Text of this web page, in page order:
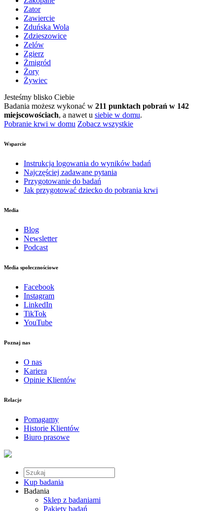
Zator
Zawiercie
Zduńska Wola
Zdzieszowice
Zelów
Zgierz
Żmigród
Żory
Żywiec
Jesteśmy blisko Ciebie
Badania możesz wykonać w 211 punktach pobrań w 142
miejscowościach, a nawet u siebie w domu.
Pobranie krwi w domu Zobacz wszystkie
Wsparcie
Instrukcja logowania do wyników badań
Najczęściej zadawane pytania
Przygotowanie do badań
Jak przygotować dziecko do pobrania krwi
Media
Blog
Newsletter
Podcast
Media społecznościowe
Facebook
Instagram
LinkedIn
TikTok
YouTube
Poznaj nas
O nas
Kariera
Opinie Klientów
Relacje
Pomagamy
Historie Klientów
Biuro prasowe
Kup badania
Badania
Sklep z badaniami
Pakiety badań